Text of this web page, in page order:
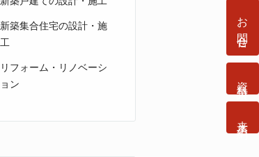
お問合せ
新築集合住宅の設計・施
工
リフォーム・リノベーシ
ョン